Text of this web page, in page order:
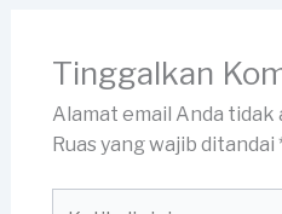
Tinggalkan
Alamat email Anda tidak
Ruas yang wajib ditandai